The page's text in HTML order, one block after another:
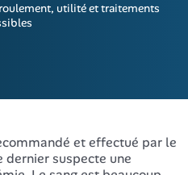
utilité et traitements
et effectué par le
suspecte une